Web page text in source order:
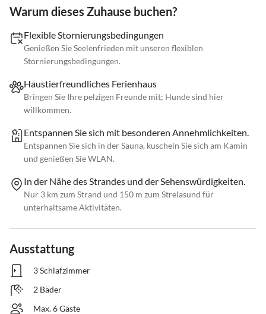
Warum dieses Zuhause buchen?
Flexible Stornierungsbedingungen
Genießen Sie Seelenfrieden mit unseren flexiblen
Stornierungsbedingungen.
Haustierfreundliches Ferienhaus
Bringen Sie Ihre pelzigen Freunde mit; Hunde sind hier
willkommen.
Entspannen Sie sich mit besonderen Annehmlichkeiten.
Entspannen Sie sich in der Sauna, kuscheln Sie sich am Kamin
und genießen Sie WLAN.
In der Nähe des Strandes und der Sehenswürdigkeiten.
Nur 3 km zum Strand und 150 m zum Strelasund für
unterhaltsame Aktivitäten.
Ausstattung
3 Schlafzimmer
2 Bäder
Max. 6 Gäste